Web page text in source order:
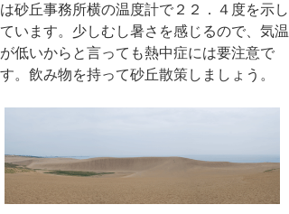
は砂丘事務所横の温度計で２２．４度を示し
ています。少しむし暑さを感じるので、気温
が低いからと言っても熱中症には要注意で
す。飲み物を持って砂丘散策しましょう。